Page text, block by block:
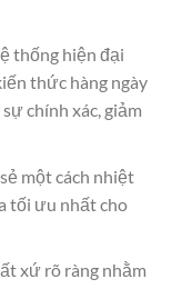
thống hiện đại
thức hàng ngày
chính xác, giảm
một cách nhiệt
tối ưu nhất cho
xứ rõ ràng nhằm